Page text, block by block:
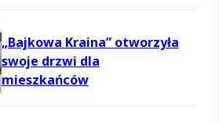
„Bajkowa Kraina” otworzyła
swoje drzwi dla
mieszkańców